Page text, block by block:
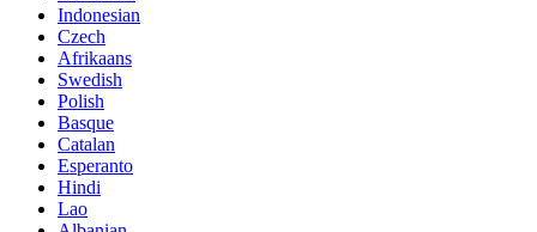
Indonesian
Czech
Afrikaans
Swedish
Polish
Basque
Catalan
Esperanto
Hindi
Lao